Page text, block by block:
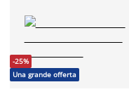
-25%
Una grande offerta